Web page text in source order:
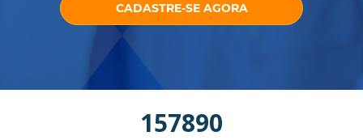
CADASTRE-SE AGORA
157890